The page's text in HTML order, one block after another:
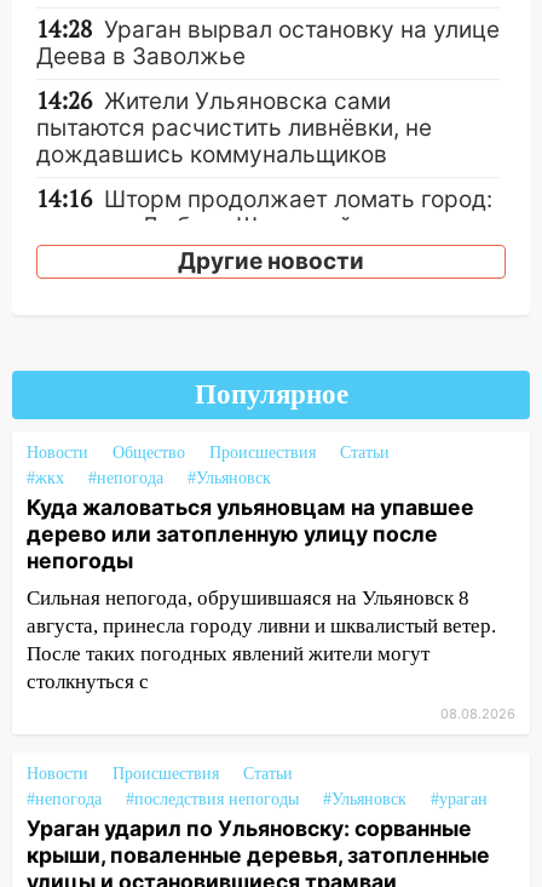
14:28 Ураган вырвал остановку на улице
Деева в Заволжье
14:26 Жители Ульяновска сами
пытаются расчистить ливнёвки, не
дождавшись коммунальщиков
14:16 Шторм продолжает ломать город:
на улице Любови Шевцовой рухнул
светофор
14:12 Куда жаловаться ульяновцам на
упавшее дерево или затопленную улицу
после непогоды
13:59
В Новом городе ураганным
ветром сорвало опалубку со
строящегося дома
13:54 В мэрии Ульяновска рассказали,
как устраняют последствия мощного
шторма
13:49 Стихия продолжает крушить
Ульяновск: дерево рухнуло на дом на
13:47
На Нижней Террасе мощным
ветром вырвало дерево с корнем
13:46 Сильный ветер сорвал крышу с
СТО на проспекте Созидателей
Другие новости
Популярное
Новости Общество Происшествия
Статьи
#жкх
#непогода #Ульяновск
Куда жаловаться ульяновцам на упавшее
дерево или затопленную улицу после
непогоды
Сильная непогода, обрушившаяся на Ульяновск 8
августа, принесла городу ливни и шквалистый ветер.
После таких погодных явлений жители могут
столкнуться с
08.08.2026
Новости Происшествия
Статьи
#непогода
#последствия непогоды #Ульяновск #ураган
Ураган ударил по Ульяновску: сорванные
крыши, поваленные деревья, затопленные
улицы и остановившиеся трамваи